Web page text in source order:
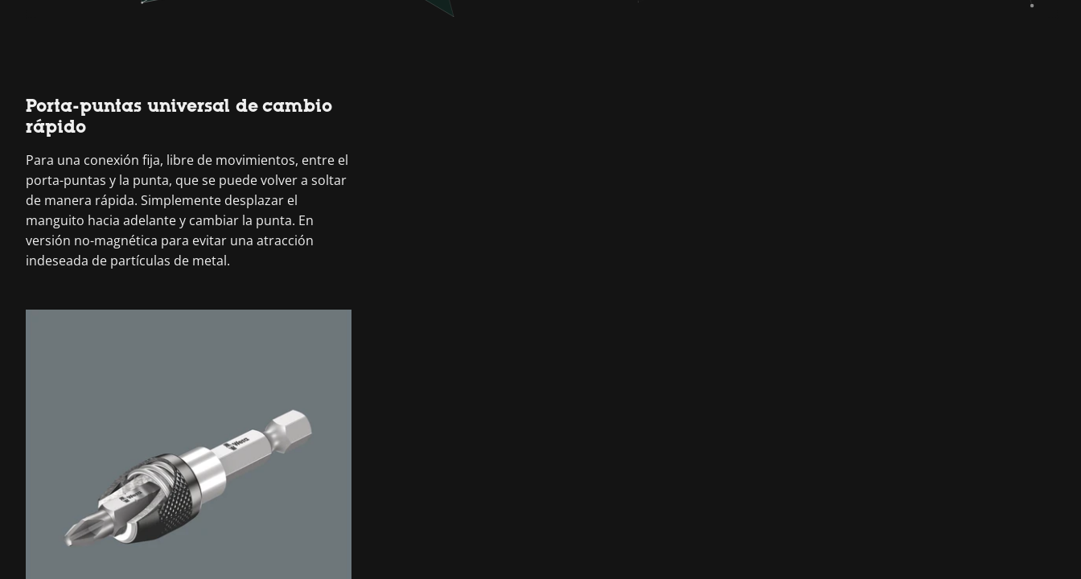
Porta-puntas universal de cambio
rápido
Para una conexión fija, libre de movimientos, entre el
porta-puntas y la punta, que se puede volver a soltar
de manera rápida. Simplemente desplazar el
manguito hacia adelante y cambiar la punta. En
versión no-magnética para evitar una atracción
indeseada de partículas de metal.